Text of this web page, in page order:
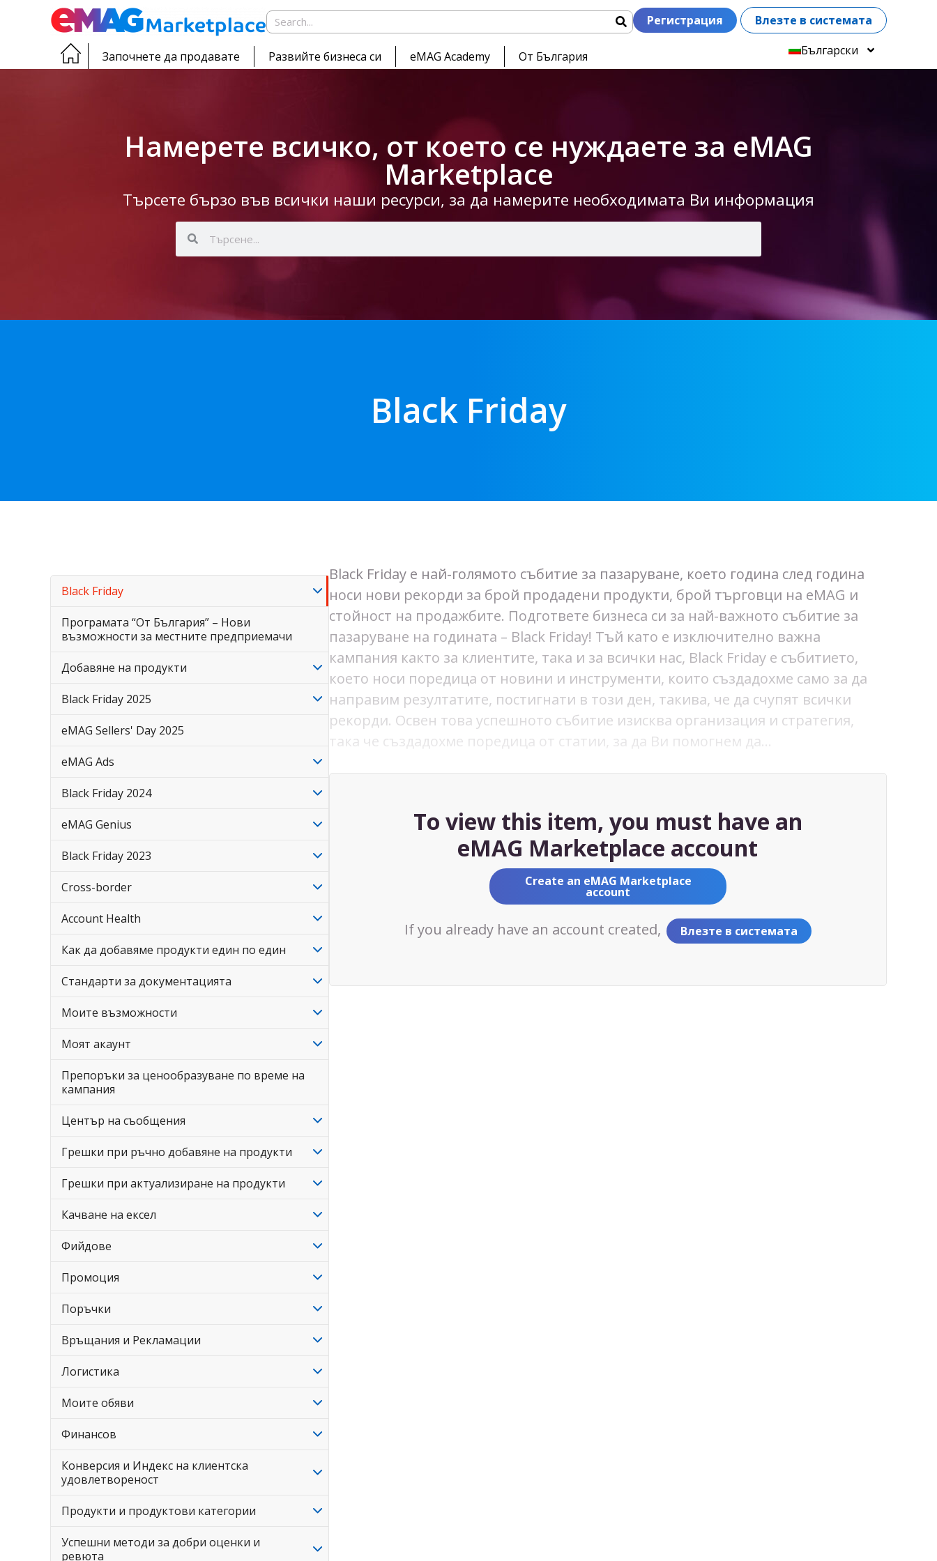
Регистрация Влезте в системата
Започнете да продавате Развийте бизнеса си eMAG Academy От България Български
Намерете всичко, от което се нуждаете за eMAG
Marketplace
Търсете бързо във всички наши ресурси, за да намерите необходимата Ви информация
Black Friday
Black Friday
Програмата “От България” – Нови
възможности за местните предприемачи
Добавяне на продукти
Black Friday 2025
eMAG Sellers' Day 2025
eMAG Ads
Black Friday 2024
eMAG Genius
Black Friday 2023
Cross-border
Account Health
Как да добавяме продукти един по един
Стандарти за документацията
Моите възможности
Моят акаунт
Препоръки за ценообразуване по време на
кампания
Център на съобщения
Грешки при ръчно добавяне на продукти
Грешки при актуализиране на продукти
Качване на ексел
Фийдове
Промоция
Поръчки
Връщания и Рекламации
Логистика
Моите обяви
Финансов
Конверсия и Индекс на клиентска
удовлетвореност
Продукти и продуктови категории
Успешни методи за добри оценки и
ревюта
Black Friday е най-голямото събитие за пазаруване, което година след година
носи нови рекорди за брой продадени продукти, брой търговци на eMAG и
стойност на продажбите. Подгответе бизнеса си за най-важното събитие за
пазаруване на годината – Black Friday! Тъй като е изключително важна
кампания както за клиентите, така и за всички нас, Black Friday е събитието,
което носи поредица от новини и инструменти, които създадохме само за да
направим резултатите, постигнати в този ден, такива, че да счупят всички
рекорди. Освен това успешното събитие изисква организация и стратегия,
така че създадохме поредица от статии, за да Ви помогнем да…
To view this item, you must have an
eMAG Marketplace account
Create an eMAG Marketplace
account
If you already have an account created, Влезте в системата